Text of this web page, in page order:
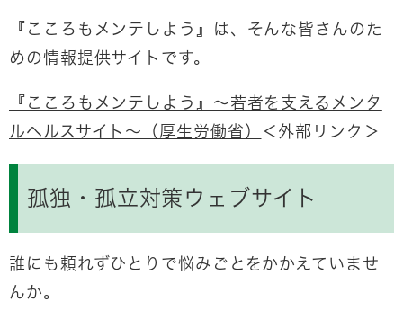
『こころもメンテしよう』は、そんな皆さんのた
めの情報提供サイトです。
『こころもメンテしよう』～若者を支えるメンタ
ルヘルスサイト～（厚生労働省）
＜外部リンク＞
孤独・孤立対策ウェブサイト
誰にも頼れずひとりで悩みごとをかかえていませ
んか。